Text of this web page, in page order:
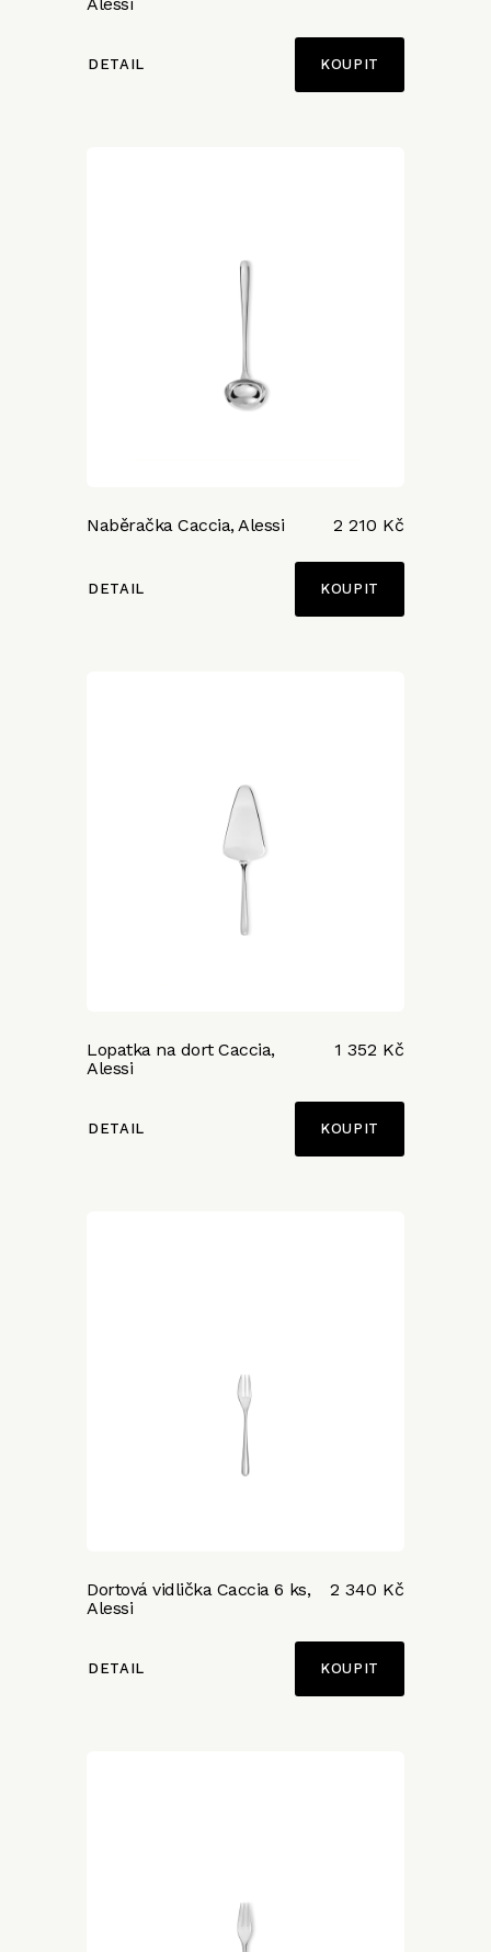
DETAIL
Naběračka Caccia, Alessi 2 210 Kč
DETAIL
Lopatka na dort Caccia,
Alessi
1 352 Kč
DETAIL
Dortová vidlička Caccia 6 ks,
Alessi
2 340 Kč
DETAIL